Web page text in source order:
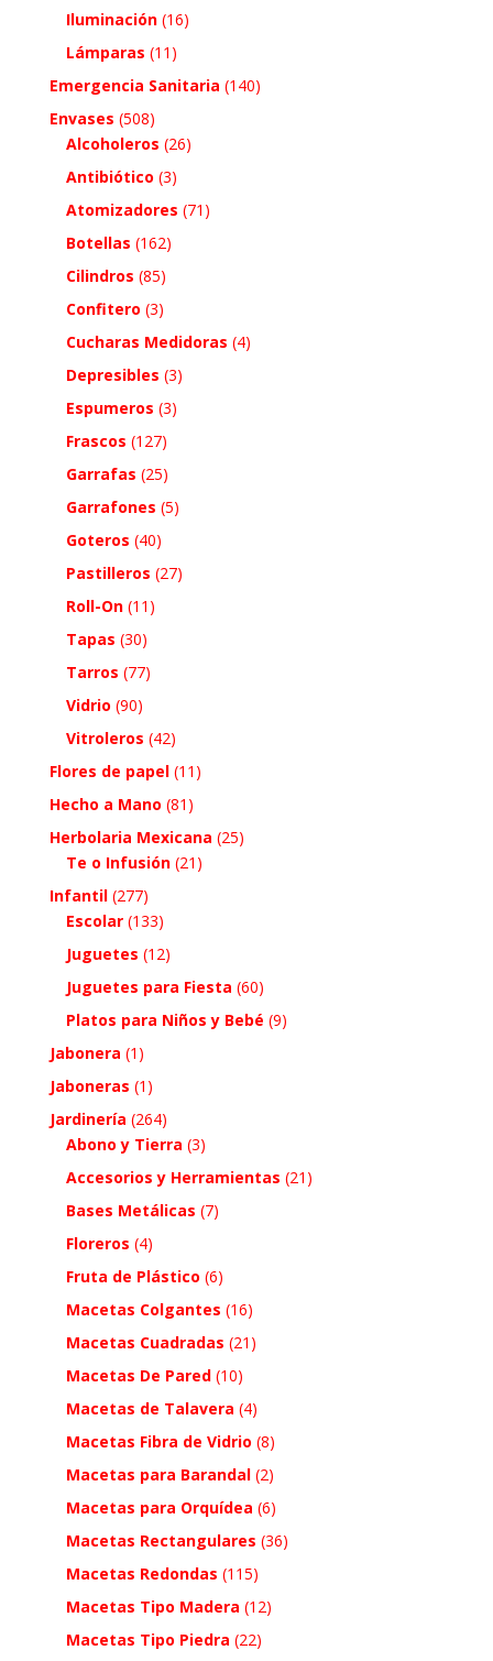
Iluminación (16)
Lámparas (11)
Emergencia Sanitaria (140)
Envases (508)
Alcoholeros (26)
Antibiótico (3)
Atomizadores (71)
Botellas (162)
Cilindros (85)
Confitero (3)
Cucharas Medidoras (4)
Depresibles (3)
Espumeros (3)
Frascos (127)
Garrafas (25)
Garrafones (5)
Goteros (40)
Pastilleros (27)
Roll-On (11)
Tapas (30)
Tarros (77)
Vidrio (90)
Vitroleros (42)
Flores de papel (11)
Hecho a Mano (81)
Herbolaria Mexicana (25)
Te o Infusión (21)
Infantil (277)
Escolar (133)
Juguetes (12)
Juguetes para Fiesta (60)
Platos para Niños y Bebé (9)
Jabonera (1)
Jaboneras (1)
Jardinería (264)
Abono y Tierra (3)
Accesorios y Herramientas (21)
Bases Metálicas (7)
Floreros (4)
Fruta de Plástico (6)
Macetas Colgantes (16)
Macetas Cuadradas (21)
Macetas De Pared (10)
Macetas de Talavera (4)
Macetas Fibra de Vidrio (8)
Macetas para Barandal (2)
Macetas para Orquídea (6)
Macetas Rectangulares (36)
Macetas Redondas (115)
Macetas Tipo Madera (12)
Macetas Tipo Piedra (22)